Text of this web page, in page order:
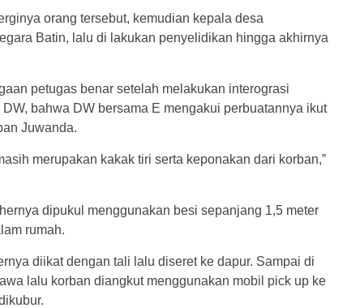
orang tersebut, kemudian kepala desa
Batin, lalu di lakukan penyelidikan hingga akhirnya
petugas benar setelah melakukan interograsi
bahwa DW bersama E mengakui perbuatannya ikut
Juwanda.
merupakan kakak tiri serta keponakan dari korban,”
dipukul menggunakan besi sepanjang 1,5 meter
rumah.
diikat dengan tali lalu diseret ke dapur. Sampai di
lalu korban diangkut menggunakan mobil pick up ke